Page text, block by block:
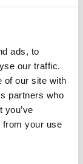
ads, to
our traffic.
of our site with
partners who
you’ve
from your use
Ballader”
redan
den
del
Lynott, Pugh
med
nu i
och har